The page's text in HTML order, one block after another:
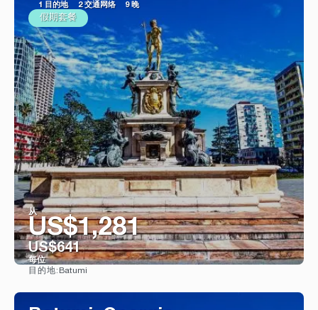
1 目的地 2 交通网络 9 晚
假期套餐
从
US$1,281
US$641
每位
目的地: Batumi